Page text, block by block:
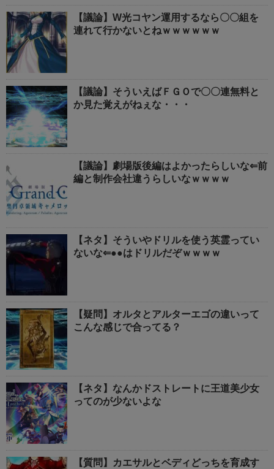
【議論】W光コヤン運用するなら〇〇組を
連れて行かないとねｗｗｗｗｗｗ
【議論】そういえばＦＧＯで〇〇連無料と
か見た覚えがねぇな・・・
【議論】劇場版後編はよかったらしいな⇐前
編と制作会社違うらしいなｗｗｗｗ
【ネタ】そういやドリルを使う英霊ってい
ないな⇐●●はドリルだぞｗｗｗｗ
【疑問】オルタとアルターエゴの違いって
こんな感じで合ってる？
【ネタ】なんかドストレートに王道美少女
ってのが少ないよな
【質問】カエサルとベディどっちを育成す